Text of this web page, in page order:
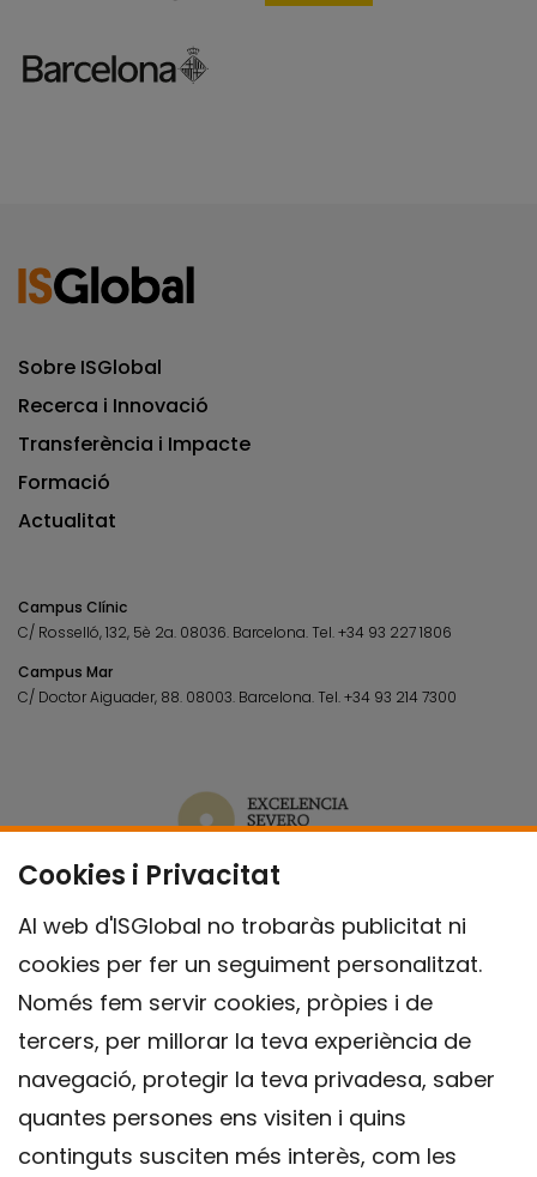
Cookies i Privacitat
Al web d'ISGlobal no trobaràs publicitat ni
cookies per fer un seguiment personalitzat.
Només fem servir cookies, pròpies i de
tercers, per millorar la teva experiència de
navegació, protegir la teva privadesa, saber
quantes persones ens visiten i quins
continguts susciten més interès, com les
Sobre ISGlobal
Recerca i Innovació
Transferència i Impacte
Formació
Actualitat
Campus Clínic
C/ Rosselló, 132, 5è 2a. 08036. Barcelona.Tel.+34 93 227 1806
Campus Mar
C/ Doctor Aiguader, 88. 08003. Barcelona.Tel.+34 93 214 7300